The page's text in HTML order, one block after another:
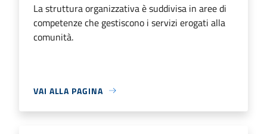
La struttura organizzativa è suddivisa in aree di
competenze che gestiscono i servizi erogati alla
comunità.
VAI ALLA PAGINA